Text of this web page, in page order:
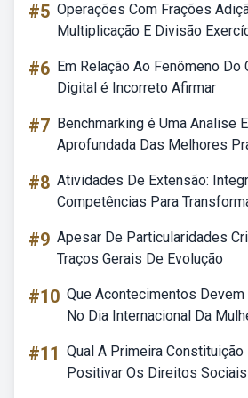
#5 Operações Com Frações
Multiplicação E Divisão
#6 Em Relação Ao Fenômeno
Digital é Incorreto Afirmar
#7 Benchmarking é Uma Analise
Aprofundada Das Melhores
#8 Atividades De Extensão:
Competências Para
#9 Apesar De Particularidades
Traços Gerais De Evolução
#10 Que Acontecimentos
No Dia Internacional Da
#11 Qual A Primeira
Positivar Os Direitos Sociais